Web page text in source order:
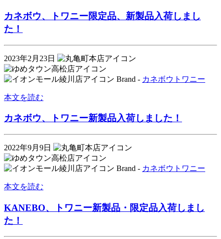
カネボウ、トワニー限定品、新製品入荷しまし
た！
2023年2月23日
Brand - カネボウ トワニー
本文を読む
カネボウ、トワニー新製品入荷しました！
2022年9月9日
Brand - カネボウ トワニー
本文を読む
KANEBO、トワニー新製品・限定品入荷しまし
た！